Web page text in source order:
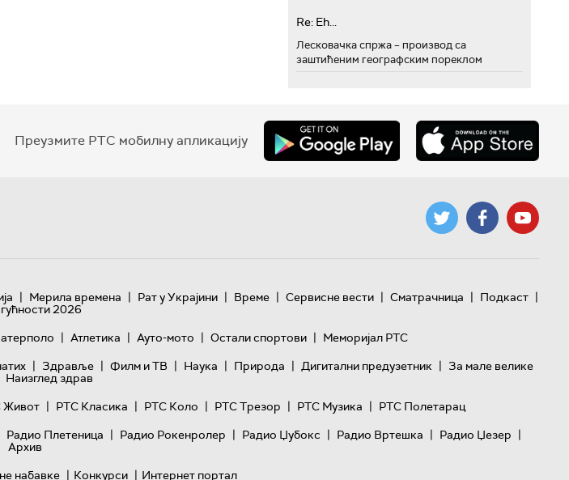
Re: Eh...
Лесковачка спржа – производ са
заштићеним географским пореклом
Преузмите РТС мобилну апликацију
| Мерила времена | Рат у Украјини | Време | Сервисне вести | Сматрачница | Подкаст |
2026
| Атлетика | Ауто-мото | Остали спортови | Меморијал РТС
| Здравље | Филм и ТВ | Наука | Природа | Дигитални предузетник | За мале велике
Наизглед здрав
Живот | РТС Класика | РТС Коло | РТС Трезор | РТС Музика | РТС Полетарац
Радио Плетеница | Радио Рокенролер | Радио Џубокс | Радио Вртешка | Радио Џезер |
Архив
набавке | Конкурси | Интернет портал